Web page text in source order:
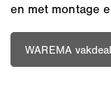
en met montage